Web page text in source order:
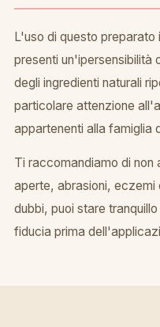
L'uso di questo preparato
presenti un'ipersensibilità
degli ingredienti naturali
particolare attenzione
appartenenti alla famiglia
Ti raccomandiamo di non
aperte, abrasioni, eczemi
dubbi, puoi stare
fiducia prima